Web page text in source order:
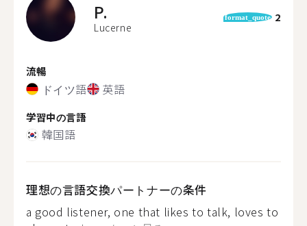
P.
Lucerne
format_quote 2
流暢
ドイツ語 英語
学習中の言語
韓国語
理想の言語交換パートナーの条件
a good listener, one that likes to talk, loves to